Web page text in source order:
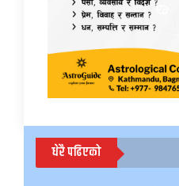
धेरै पढिएको